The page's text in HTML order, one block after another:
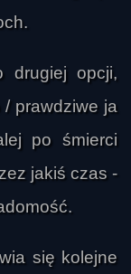
drugiej opcji,
prawdziwe ja
po śmierci
jakiś czas -
się kolejne